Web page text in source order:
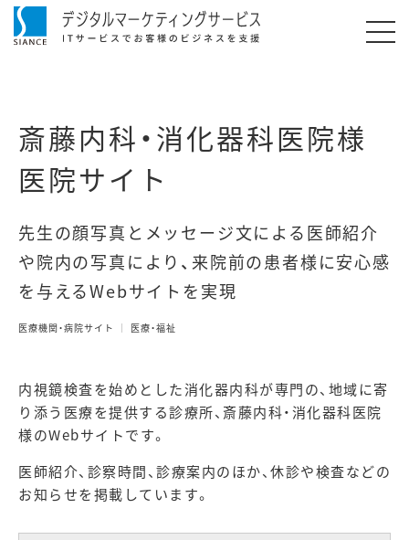
斎藤内科・消化器科医院様
医院サイト
先生の顔写真とメッセージ文による医師紹介
や院内の写真により、来院前の患者様に安心感
を与えるWebサイトを実現
医療機関・病院サイト 医療・福祉
内視鏡検査を始めとした消化器内科が専門の、地域に寄
り添う医療を提供する診療所、斎藤内科・消化器科医院
様のWebサイトです。
医師紹介、診察時間、診療案内のほか、休診や検査などの
お知らせを掲載しています。